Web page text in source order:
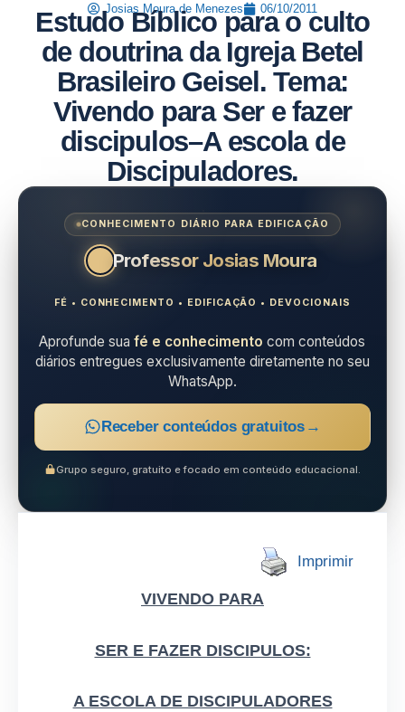
Josias Moura de Menezes 06/10/2011
Estudo Bíblico para o culto
de doutrina da Igreja Betel
Brasileiro Geisel. Tema:
Vivendo para Ser e fazer
discipulos–A escola de
Discipuladores.
CONHECIMENTO DIÁRIO PARA EDIFICAÇÃO
Professor Josias Moura
FÉ • CONHECIMENTO • EDIFICAÇÃO • DEVOCIONAIS
Aprofunde suafé e conhecimento com conteúdos
diários entregues exclusivamente diretamente no seu
WhatsApp.
Receber conteúdos gratuitos →
Grupo seguro, gratuito e focado em conteúdo educacional.
Imprimir
VIVENDO PARA
SER E FAZER DISCIPULOS:
A ESCOLA DE DISCIPULADORES